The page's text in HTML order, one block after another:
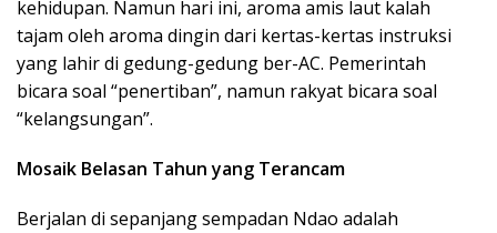
kehidupan. Namun hari ini, aroma amis laut kalah
tajam oleh aroma dingin dari kertas-kertas instruksi
yang lahir di gedung-gedung ber-AC. Pemerintah
bicara soal “penertiban”, namun rakyat bicara soal
“kelangsungan”.
Mosaik Belasan Tahun yang Terancam
Berjalan di sepanjang sempadan Ndao adalah